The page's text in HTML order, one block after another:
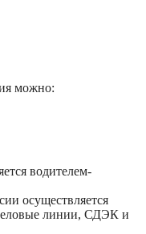
можно:
водителем-
осуществляется
линии, СДЭК и